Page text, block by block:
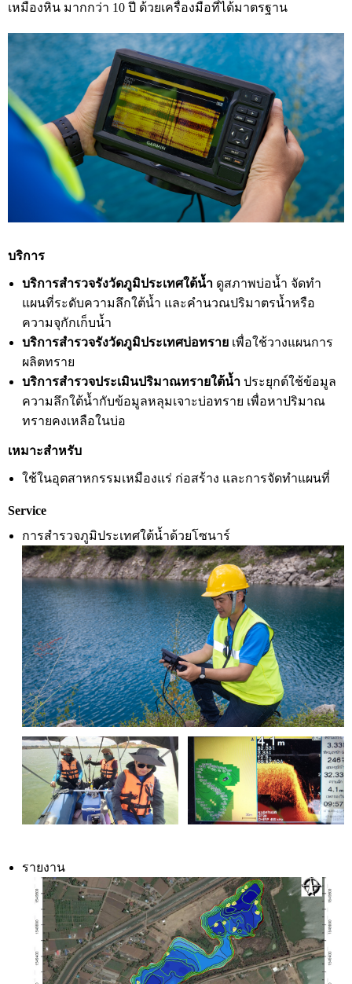
เหมืองหิน มากกว่า 10 ปี ด้วยเครื่องมือที่ได้มาตรฐาน
บริการ
บริการสำรวจรังวัดภูมิประเทศใต้น้ำ ดูสภาพบ่อน้ำ จัดทำ
แผนที่ระดับความลึกใต้น้ำ และคำนวณปริมาตรน้ำหรือ
ความจุกักเก็บน้ำ
บริการสำรวจรังวัดภูมิประเทศบ่อทราย เพื่อใช้วางแผนการ
ผลิตทราย
บริการสำรวจประเมินปริมาณทรายใต้น้ำ ประยุกต์ใช้ข้อมูล
ความลึกใต้น้ำกับข้อมูลหลุมเจาะบ่อทราย เพื่อหาปริมาณ
ทรายคงเหลือในบ่อ
เหมาะสำหรับ
ใช้ในอุตสาหกรรมเหมืองแร่ ก่อสร้าง และการจัดทำแผนที่
Service
การสำรวจภูมิประเทศใต้น้ำด้วยโซนาร์
รายงาน